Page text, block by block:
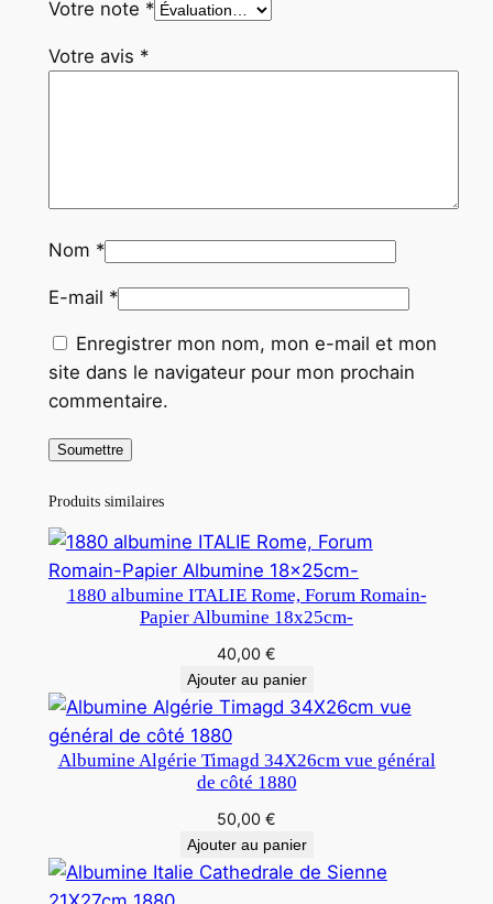
Votre note *
Votre avis *
Nom *
E-mail *
Enregistrer mon nom, mon e-mail et mon
site dans le navigateur pour mon prochain
commentaire.
Produits similaires
1880 albumine ITALIE Rome, Forum Romain-
Papier Albumine 18x25cm-
40,00 €
Ajouter au panier
Albumine Algérie Timagd 34X26cm vue général
de côté 1880
50,00 €
Ajouter au panier